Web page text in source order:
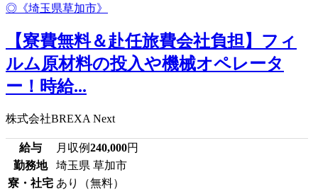
【寮費無料＆赴任旅費会社負担】フィ
ルム原材料の投入や機械オペレータ
ー！時給...
株式会社BREXA Next
給与 月収例240,000円
勤務地
埼玉県 草加市
寮・社宅 あり（無料）